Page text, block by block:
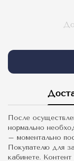
После
нормально
– моментально
Покупателю для
кабинете.